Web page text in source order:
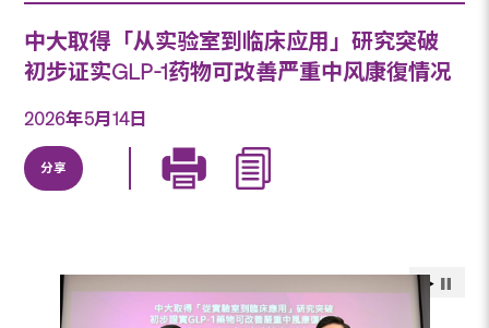
中大取得「从实验室到临床应用」研究突破
初步证实GLP-1药物可改善严重中风康復情况
2026年5月14日
分享